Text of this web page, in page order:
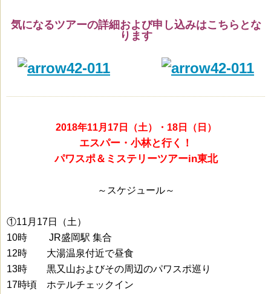
気になるツアーの詳細および申し込みはこちらとな
ります
2018年11月17日（土）・18日（日）
エスパー・小林と行く！
パワスポ＆ミステリーツアーin東北
～スケジュール～
①11月17日（土）
10時 JR盛岡駅 集合
12時 大湯温泉付近で昼食
13時 黒又山およびその周辺のパワスポ巡り
17時頃 ホテルチェックイン